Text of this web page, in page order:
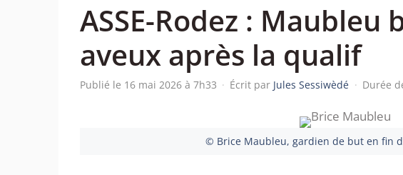
ASSE-Rodez : Maubleu
aveux après la qualif
Publié le 16 mai 2026 à 7h33 · Écrit par Jules Sessiwèdé · Durée
© Brice Maubleu, gardien de but en fin